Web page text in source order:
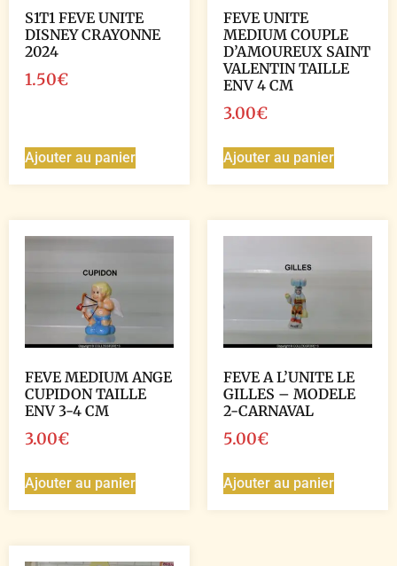
S1T1 FEVE UNITE
DISNEY CRAYONNE
2024
1.50€
Ajouter au panier
FEVE UNITE
MEDIUM COUPLE
D’AMOUREUX SAINT
VALENTIN TAILLE
ENV 4 CM
3.00€
Ajouter au panier
FEVE MEDIUM ANGE
CUPIDON TAILLE
ENV 3-4 CM
3.00€
Ajouter au panier
FEVE A L’UNITE LE
GILLES – MODELE
2-CARNAVAL
5.00€
Ajouter au panier